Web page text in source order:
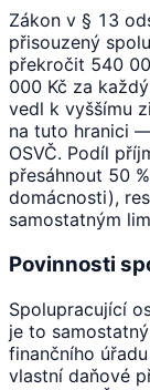
Zákon v § 13
přisouzený
překročit 540
000 Kč za
vedl k vyššímu
na tuto hranici
OSVČ. Podíl
přesáhnout 50
domácnosti),
samostatným
Povinnosti
Spolupracující
je to
finančního
vlastní daňové